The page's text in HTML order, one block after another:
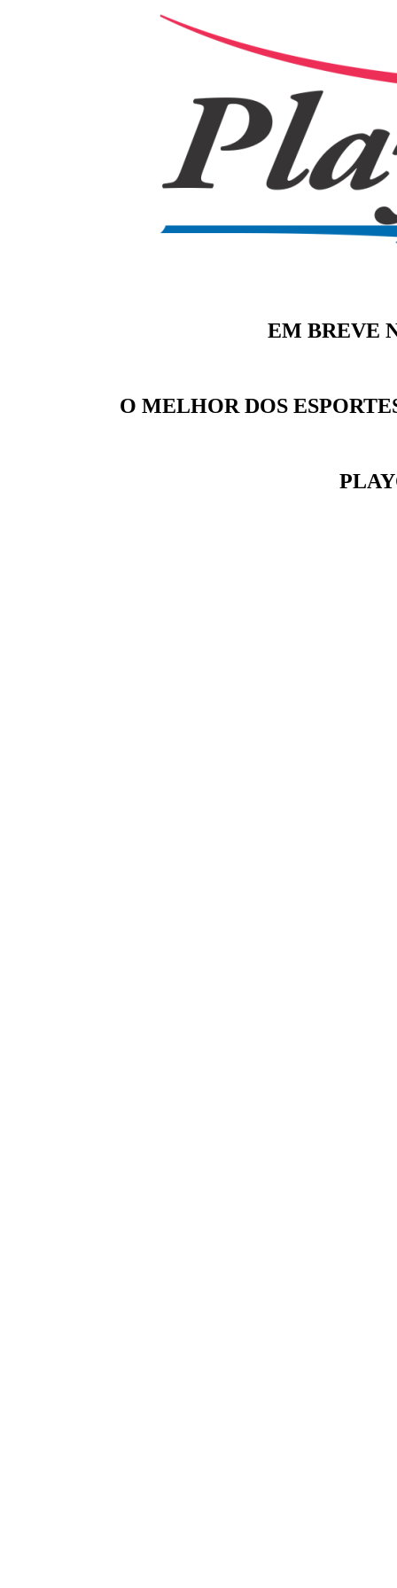
EM BREVE
O MELHOR DOS